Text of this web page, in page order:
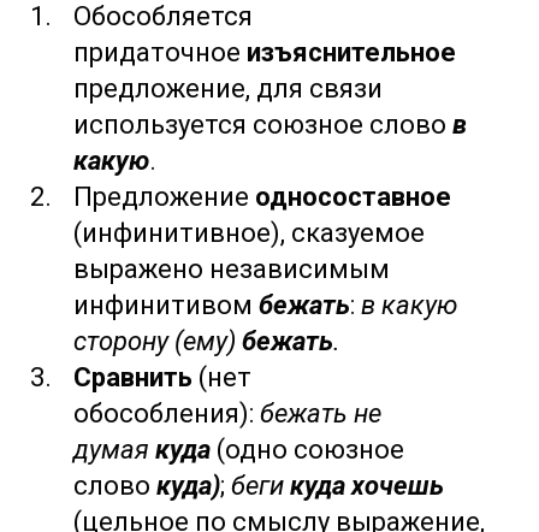
Обособляется
придаточное изъяснительное
предложение, для связи
используется союзное слово в
какую.
Предложение односоставное
(инфинитивное), сказуемое
выражено независимым
инфинитивом бежать: в какую
сторону (ему) бежать.
Сравнить (нет
обособления): бежать не
думая куда (одно союзное
слово куда); беги куда хочешь
(цельное по смыслу выражение,